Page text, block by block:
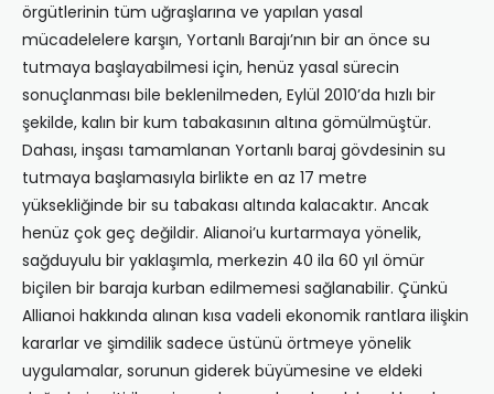
örgütlerinin tüm uğraşlarına ve yapılan yasal
mücadelelere karşın, Yortanlı Barajı’nın bir an önce su
tutmaya başlayabilmesi için, henüz yasal sürecin
sonuçlanması bile beklenilmeden, Eylül 2010’da hızlı bir
şekilde, kalın bir kum tabakasının altına gömülmüştür.
Dahası, inşası tamamlanan Yortanlı baraj gövdesinin su
tutmaya başlamasıyla birlikte en az 17 metre
yüksekliğinde bir su tabakası altında kalacaktır. Ancak
henüz çok geç değildir. Alianoi’u kurtarmaya yönelik,
sağduyulu bir yaklaşımla, merkezin 40 ila 60 yıl ömür
biçilen bir baraja kurban edilmemesi sağlanabilir. Çünkü
Allianoi hakkında alınan kısa vadeli ekonomik rantlara ilişkin
kararlar ve şimdilik sadece üstünü örtmeye yönelik
uygulamalar, sorunun giderek büyümesine ve eldeki